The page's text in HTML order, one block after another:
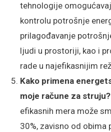
tehnologije
kontrolu potrošnje
prilagođavanje
ljudi u prostoriji, kao i
rade u najefikasnijim
Kako primena
moje račune za struju?
efikasnih mera može
30%, zavisno od obima